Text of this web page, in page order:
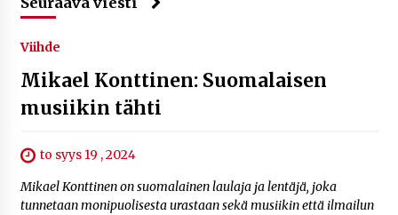
Viihde
Mikael Konttinen: Suomalaisen
musiikin tähti
to syys 19 , 2024
Mikael Konttinen on suomalainen laulaja ja lentäjä, joka
tunnetaan monipuolisesta urastaan sekä musiikin että ilmailun